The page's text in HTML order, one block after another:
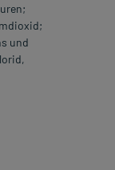
und